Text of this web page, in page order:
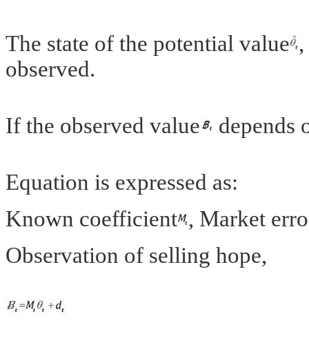
The state of the potential value
observed.
If the observed value depends
Equation is expressed as:
Known coefficient , Market
Observation of selling hope,